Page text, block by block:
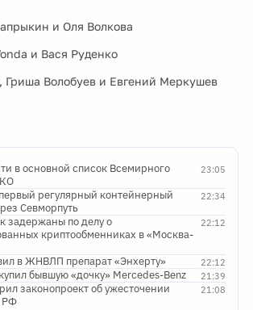
и Оля Волкова
и Вася Руденко
Гриша Волобуев и Евгений Меркушев
23:05
в основной список Всемирного
22:34
регулярный контейнерный
Севморпуть
22:12
задержаны по делу о
криптообменниках в «Москва-
22:12
в ЖНВЛП препарат «Энхерту»
21:39
бывшую «дочку» Mercedes-Benz
21:08
законопроект об ужесточении
РФ